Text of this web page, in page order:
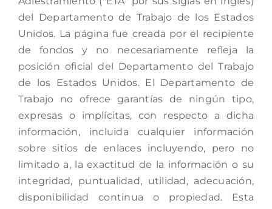
del Departamento de Trabajo de los Estados
Unidos. La página fue creada por el recipiente
de fondos y no necesariamente refleja la
posición oficial del Departamento del Trabajo
de los Estados Unidos. El Departamento de
Trabajo no ofrece garantías de ningún tipo,
expresas o implícitas, con respecto a dicha
información, incluida cualquier información
sobre sitios de enlaces incluyendo, pero no
limitado a, la exactitud de la información o su
integridad, puntualidad, utilidad, adecuación,
disponibilidad continua o propiedad. Esta